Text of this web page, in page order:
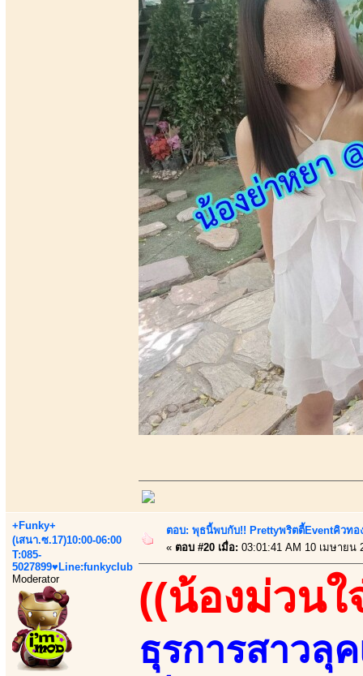
+Funky+
(เสนา.ซ.17)10:00-06:00
T:085-
5027899♥Line:funkyclub
Moderator
ตอบ: พุธนี้พบกับ!! Prettyพริตตี้Eventคิวทอ
« ตอบ #20 เมื่อ: 03:01:41 AM 10 เมษายน
((น้องม่วนใ
ธุรการสาวลุ